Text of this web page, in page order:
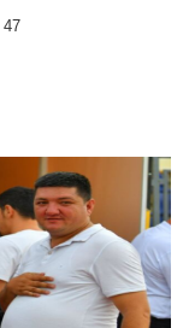
47